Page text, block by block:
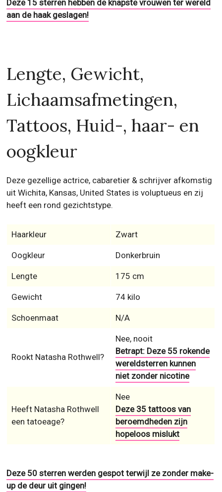
Deze 15 sterren hebben de knapste vrouwen ter wereld
aan de haak geslagen!
Lengte, Gewicht,
Lichaamsafmetingen,
Tattoos, Huid-, haar- en
oogkleur
Deze gezellige actrice, cabaretier & schrijver afkomstig
uit Wichita, Kansas, United States is voluptueus en zij
heeft een rond gezichtstype.
Haarkleur Zwart
Oogkleur Donkerbruin
Lengte 175 cm
Gewicht 74 kilo
Schoenmaat N/A
Rookt Natasha Rothwell?
Nee, nooit
Betrapt: Deze 55 rokende
wereldsterren kunnen
niet zonder nicotine
Heeft Natasha Rothwell
een tatoeage?
Nee
Deze 35 tattoos van
beroemdheden zijn
hopeloos mislukt
Deze 50 sterren werden gespot terwijl ze zonder make-
up de deur uit gingen!